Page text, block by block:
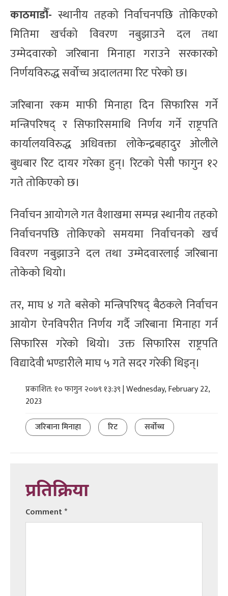
काठमाडौँ- स्थानीय तहको निर्वाचनपछि तोकिएको
मितिमा खर्चको विवरण नबुझाउने दल तथा
उम्मेदवारको जरिबाना मिनाहा गराउने सरकारको
निर्णयविरुद्ध सर्वोच्च अदालतमा रिट परेको छ।
जरिबाना रकम माफी मिनाहा दिन सिफारिस गर्ने
मन्त्रिपरिषद् र सिफारिसमाथि निर्णय गर्ने राष्ट्रपति
कार्यालयविरुद्ध अधिवक्ता लोकेन्द्रबहादुर ओलीले
बुधबार रिट दायर गरेका हुन्। रिटको पेसी फागुन १२
गते तोकिएको छ।
निर्वाचन आयोगले गत वैशाखमा सम्पन्न स्थानीय तहको
निर्वाचनपछि तोकिएको समयमा निर्वाचनको खर्च
विवरण नबुझाउने दल तथा उम्मेदवारलाई जरिबाना
तोकेको थियो।
तर, माघ ४ गते बसेको मन्त्रिपरिषद् बैठकले निर्वाचन
आयोग ऐनविपरीत निर्णय गर्दै जरिबाना मिनाहा गर्न
सिफारिस गरेको थियो। उक्त सिफारिस राष्ट्रपति
विद्यादेवी भण्डारीले माघ ५ गते सदर गरेकी थिइन्।
प्रकाशित: १० फागुन २०७९ १३:३९ | Wednesday, February 22,
2023
जरिबाना मिनाहा
रिट सर्वोच्च
प्रतिक्रिया
Comment*